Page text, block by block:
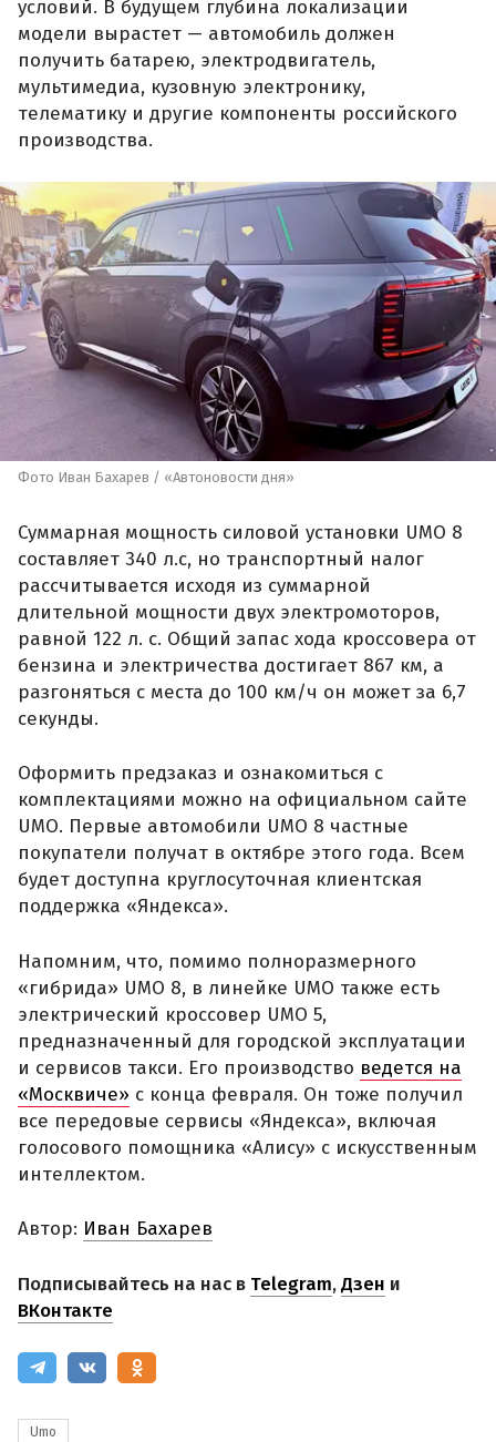
условий. В будущем глубина локализации
модели вырастет — автомобиль должен
получить батарею, электродвигатель,
мультимедиа, кузовную электронику,
телематику и другие компоненты российского
производства.
Фото Иван Бахарев / «Автоновости дня»
Суммарная мощность силовой установки UMO 8
составляет 340 л.с, но транспортный налог
рассчитывается исходя из суммарной
длительной мощности двух электромоторов,
равной 122 л. с. Общий запас хода кроссовера от
бензина и электричества достигает 867 км, а
разгоняться с места до 100 км/ч он может за 6,7
секунды.
Оформить предзаказ и ознакомиться с
комплектациями можно на официальном сайте
UMO. Первые автомобили UMO 8 частные
покупатели получат в октябре этого года. Всем
будет доступна круглосуточная клиентская
поддержка «Яндекса».
Напомним, что, помимо полноразмерного
«гибрида» UMO 8, в линейке UMO также есть
электрический кроссовер UMO 5,
предназначенный для городской эксплуатации
и сервисов такси. Его производство ведется на
«Москвиче» с конца февраля. Он тоже получил
все передовые сервисы «Яндекса», включая
голосового помощника «Алису» с искусственным
интеллектом.
Автор: Иван Бахарев
Подписывайтесь на нас в Telegram,Дзен и
ВКонтакте
Umo